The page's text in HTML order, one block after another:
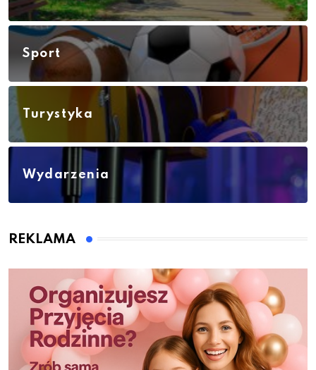
Sport
Turystyka
Wydarzenia
REKLAMA